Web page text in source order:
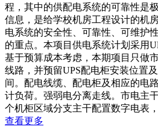
程，其中的供配电系统的可靠性是
信息，是给学校机房工程设计的机
电系统的安全性、可靠性、可维护
的重点。本项目供电系统计划采用
基于预算成本考虑，本期项目只做
线路，并预留UPS配电柜安装位置
间。配电线缆、配电柜及相应的电
计负荷。强弱电分离走线。市电主
个机柜区域分支主干配置数字电表
查看更多